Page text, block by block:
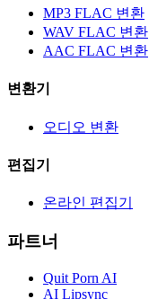
MP3 FLAC 변환
WAV FLAC 변환
AAC FLAC 변환
변환기
오디오 변환
편집기
온라인 편집기
파트너
Quit Porn AI
AI Lipsync